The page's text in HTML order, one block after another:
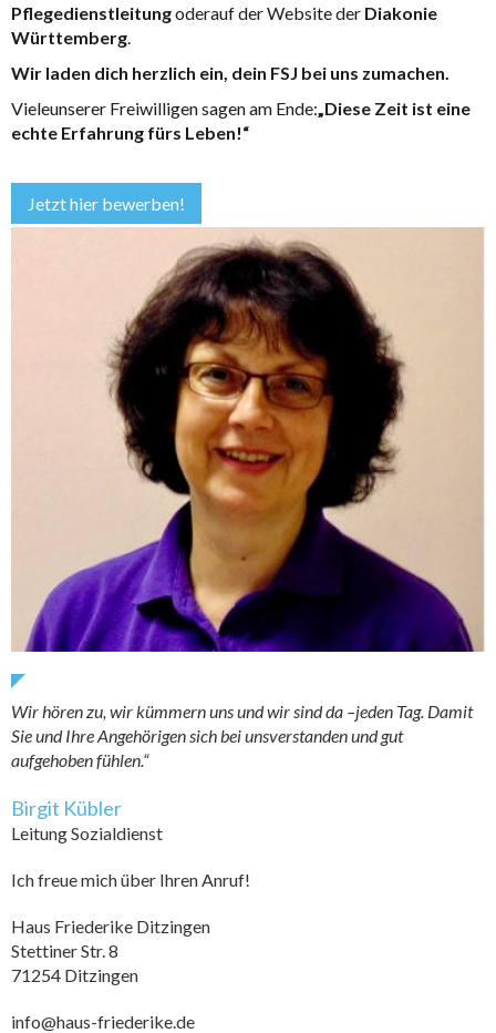
Pflegedienstleitungoderauf der Website der Diakonie
Württemberg
Wir laden dich herzlich ein, dein FSJ bei uns zumachen.
Vieleunserer Freiwilligen sagen am Ende: „Diese Zeit ist eine
echte Erfahrung fürs Leben!“
Jetzt hier bewerben!
Wir hören zu, wir kümmern uns und wir sind da –jeden Tag. Damit
Sie und Ihre Angehörigen sich bei unsverstanden und gut
aufgehoben fühlen.“
Birgit Kübler
Leitung Sozialdienst
Ich freue mich über Ihren Anruf!
Haus Friederike Ditzingen
Stettiner Str. 8
71254 Ditzingen
info@haus-friederike.de